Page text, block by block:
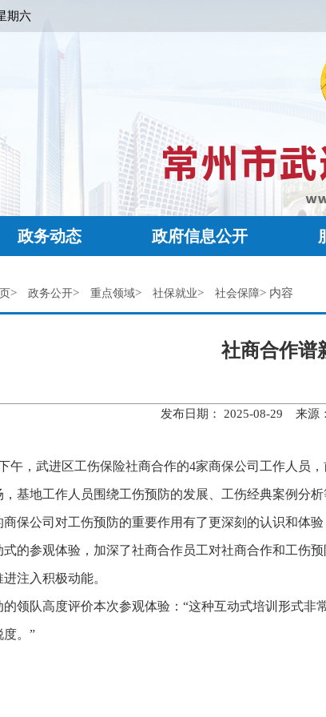
期六
政务动态 政府信息公开
> 政务公开> 重点领域> 社保就业> 社会保障> 内容
社商合作谱
发布日期： 2025-08-29 来源
午，武进区工伤保险社商合作的4家商保公司工作人员
，基地工作人员围绕工伤预防的发展、工伤经典案例分
保公司对工伤预防的重要作用有了更深刻的认识和体
式的参观体验，加深了社商合作员工对社商合作和工伤
注入积极动能。
的领队高度评价本次参观体验：“这种互动式培训形式
度。”